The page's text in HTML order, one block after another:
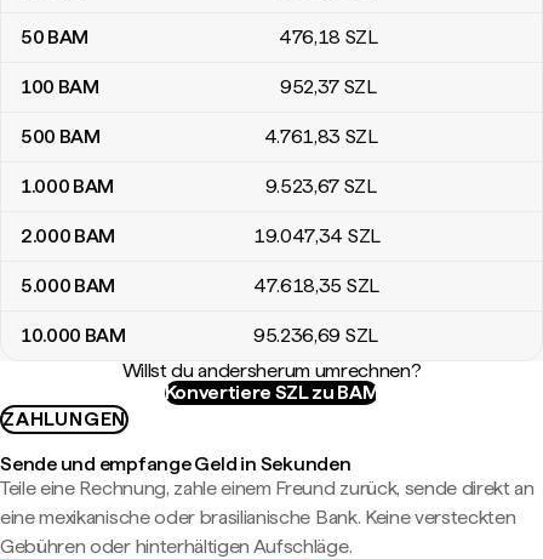
50 BAM 476,18 SZL
100 BAM 952,37 SZL
500 BAM 4.761,83 SZL
1.000 BAM 9.523,67 SZL
2.000 BAM 19.047,34 SZL
5.000 BAM 47.618,35 SZL
10.000 BAM 95.236,69 SZL
Willst du andersherum umrechnen?
Konvertiere SZL zu BAM
ZAHLUNGEN
Sende und empfange Geld in Sekunden
Teile eine Rechnung, zahle einem Freund zurück, sende direkt an
eine mexikanische oder brasilianische Bank. Keine versteckten
Gebühren oder hinterhältigen Aufschläge.